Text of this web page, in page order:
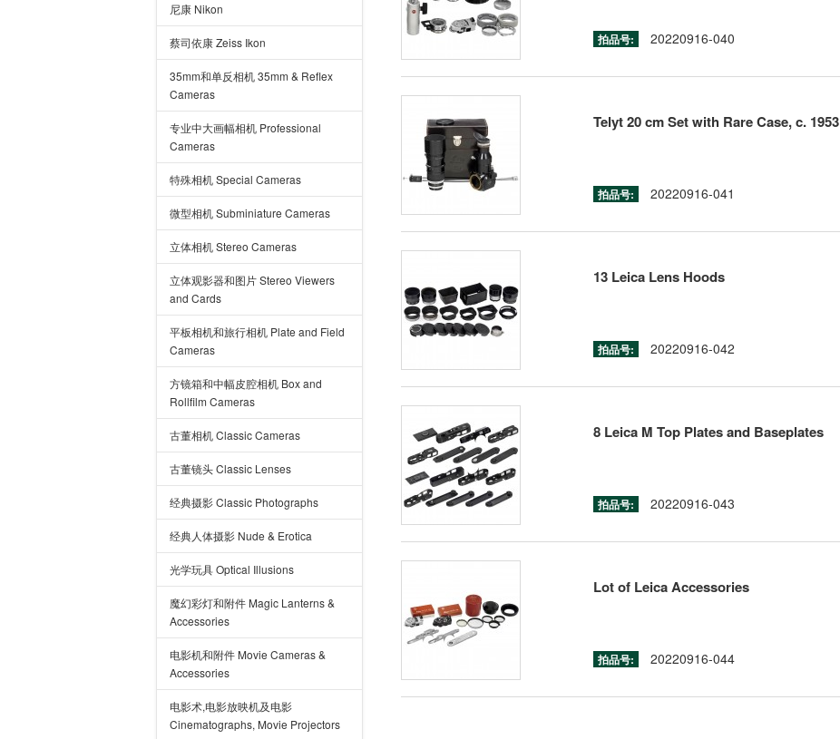
尼康 Nikon
蔡司依康 Zeiss Ikon
35mm和单反相机 35mm & Reflex
Cameras
专业中大画幅相机 Professional
Cameras
特殊相机 Special Cameras
微型相机 Subminiature Cameras
立体相机 Stereo Cameras
立体观影器和图片 Stereo Viewers
and Cards
平板相机和旅行相机 Plate and Field
Cameras
方镜箱和中幅皮腔相机 Box and
Rollfilm Cameras
古董相机 Classic Cameras
古董镜头 Classic Lenses
经典摄影 Classic Photographs
经典人体摄影 Nude & Erotica
光学玩具 Optical Illusions
魔幻彩灯和附件 Magic Lanterns &
Accessories
电影机和附件 Movie Cameras &
Accessories
电影术,电影放映机及电影
Cinematographs, Movie Projectors
拍品号: 20220916-040
Telyt 20 cm Set with Rare Case, c. 1953
拍品号: 20220916-041
13 Leica Lens Hoods
拍品号: 20220916-042
8 Leica M Top Plates and Baseplates
拍品号: 20220916-043
Lot of Leica Accessories
拍品号: 20220916-044